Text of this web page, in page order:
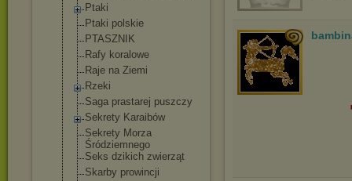
Ptaki
Ptaki polskie
PTASZNIK
Rafy koralowe
Raje na Ziemi
Rzeki
Saga prastarej puszczy
Sekrety Karaibów
Sekrety Morza
Śródziemnego
Seks dzikich zwierząt
Skarby prowincji